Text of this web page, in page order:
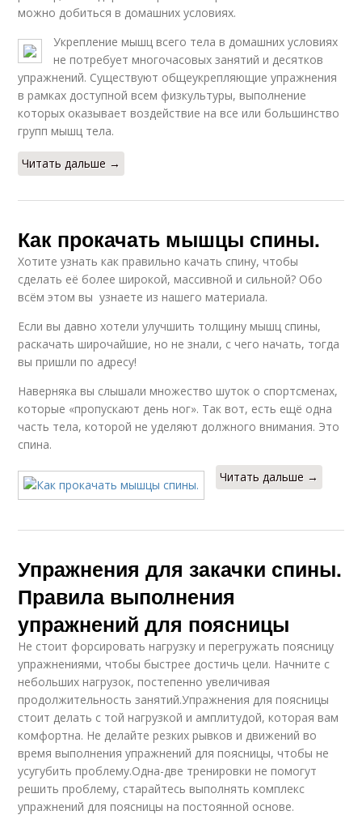
можно добиться в домашних условиях.
Укрепление мышц всего тела в домашних условиях
не потребует многочасовых занятий и десятков
упражнений. Существуют общеукрепляющие упражнения
в рамках доступной всем физкультуры, выполнение
которых оказывает воздействие на все или большинство
групп мышц тела.
Читать дальше →
Как прокачать мышцы спины.
Хотите узнать как правильно качать спину, чтобы
сделать её более широкой, массивной и сильной? Обо
всём этом вы узнаете из нашего материала.
Если вы давно хотели улучшить толщину мышц спины,
раскачать широчайшие, но не знали, с чего начать, тогда
вы пришли по адресу!
Наверняка вы слышали множество шуток о спортсменах,
которые «пропускают день ног». Так вот, есть ещё одна
часть тела, которой не уделяют должного внимания. Это
спина.
Читать дальше →
Упражнения для закачки спины.
Правила выполнения
упражнений для поясницы
Не стоит форсировать нагрузку и перегружать поясницу
упражнениями, чтобы быстрее достичь цели. Начните с
небольших нагрузок, постепенно увеличивая
продолжительность занятий.Упражнения для поясницы
стоит делать с той нагрузкой и амплитудой, которая вам
комфортна. Не делайте резких рывков и движений во
время выполнения упражнений для поясницы, чтобы не
усугубить проблему.Одна-две тренировки не помогут
решить проблему, старайтесь выполнять комплекс
упражнений для поясницы на постоянной основе.